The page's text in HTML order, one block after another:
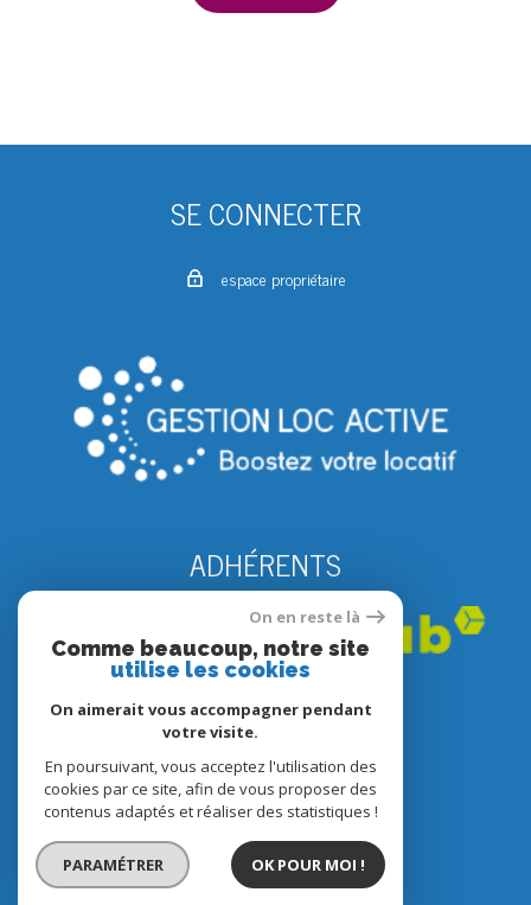
SE CONNECTER
espace propriétaire
ADHÉRENTS
© 2022
Tous droits réservés
Traduction powered by Google
Nos honoraires
Plan du site
Mentions légales
Partenaires
On en reste là
Comme beaucoup, notre site
utilise les cookies
On aimerait vous accompagner pendant
votre visite.
En poursuivant, vous acceptez l'utilisation des
cookies par ce site, afin de vous proposer des
contenus adaptés et réaliser des statistiques !
PARAMÉTRER OK POUR MOI !